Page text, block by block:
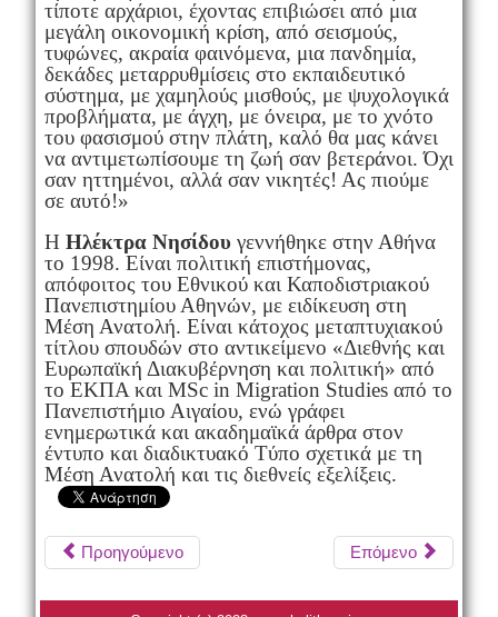
τίποτε αρχάριοι, έχοντας επιβιώσει από μια
μεγάλη οικονομική κρίση, από σεισμούς,
τυφώνες, ακραία φαινόμενα, μια πανδημία,
δεκάδες μεταρρυθμίσεις στο εκπαιδευτικό
σύστημα, με χαμηλούς μισθούς, με ψυχολογικά
προβλήματα, με άγχη, με όνειρα, με το χνότο
του φασισμού στην πλάτη, καλό θα μας κάνει
να αντιμετωπίσουμε τη ζωή σαν βετεράνοι. Όχι
σαν ηττημένοι, αλλά σαν νικητές! Ας πιούμε
σε αυτό!»
Η Ηλέκτρα Νησίδουγεννήθηκε στην Αθήνα
το 1998. Είναι πολιτική επιστήμονας,
απόφοιτος του Εθνικού και Καποδιστριακού
Πανεπιστημίου Αθηνών, με ειδίκευση στη
Μέση Ανατολή. Είναι κάτοχος μεταπτυχιακού
τίτλου σπουδών στο αντικείμενο «Διεθνής και
Ευρωπαϊκή Διακυβέρνηση και πολιτική» από
το ΕΚΠΑ και MSc in Migration Studies από το
Πανεπιστήμιο Αιγαίου, ενώ γράφει
ενημερωτικά και ακαδημαϊκά άρθρα στον
έντυπο και διαδικτυακό Tύπο σχετικά με τη
Μέση Ανατολή και τις διεθνείς εξελίξεις.
Προηγούμενο Επόμενο